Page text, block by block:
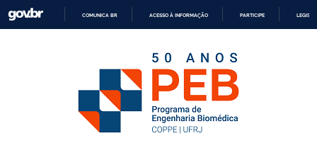
O
CONTEÚDO
COMUNICA BR ACESSO À INFORMAÇÃO PARTICIPE